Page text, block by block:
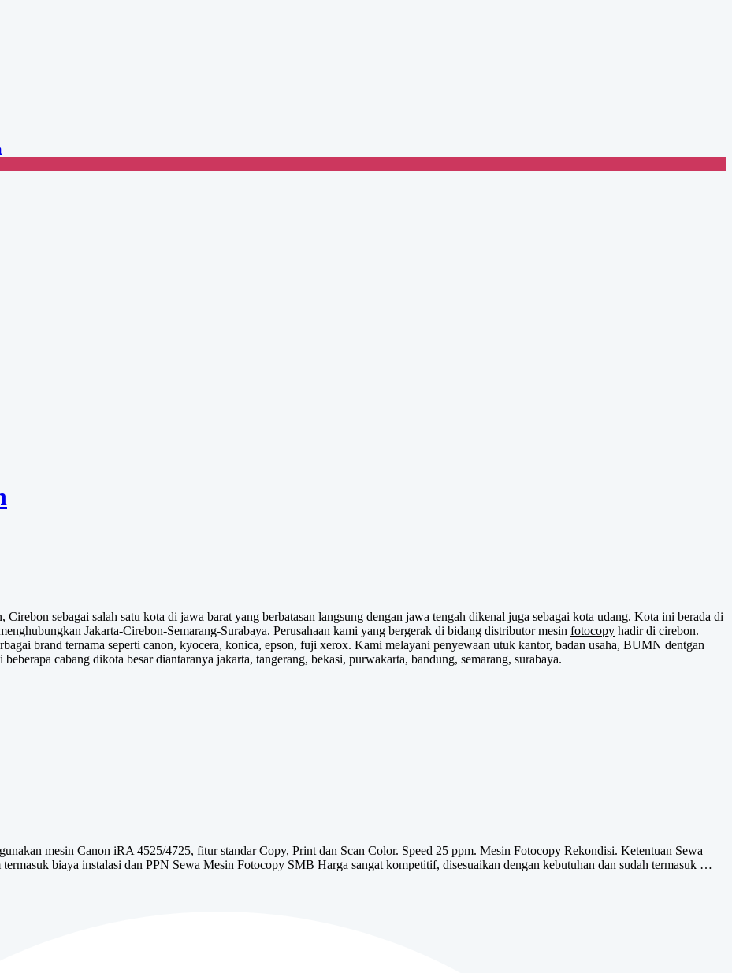
sebagai salah satu kota di jawa barat yang berbatasan langsung dengan jawa tengah dikenal juga sebagai kota udang. Kota ini berada di
Jakarta-Cirebon-Semarang-Surabaya. Perusahaan kami yang bergerak di bidang distributor mesin fotocopy hadir di cirebon.
brand ternama seperti canon, kyocera, konica, epson, fuji xerox. Kami melayani penyewaan utuk kantor, badan usaha, BUMN dentgan
cabang dikota besar diantaranya jakarta, tangerang, bekasi, purwakarta, bandung, semarang, surabaya.
mesin Canon iRA 4525/4725, fitur standar Copy, Print dan Scan Color. Speed 25 ppm. Mesin Fotocopy Rekondisi. Ketentuan Sewa
biaya instalasi dan PPN Sewa Mesin Fotocopy SMB Harga sangat kompetitif, disesuaikan dengan kebutuhan dan sudah termasuk …